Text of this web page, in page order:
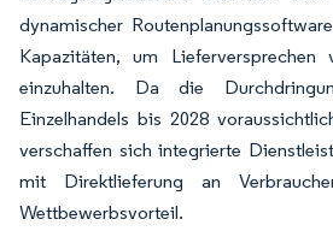
dynamischer
Kapazitäten, um
einzuhalten. Da die
Einzelhandels bis 2028
verschaffen sich integrierte
mit Direktlieferung an
Wettbewerbsvorteil.